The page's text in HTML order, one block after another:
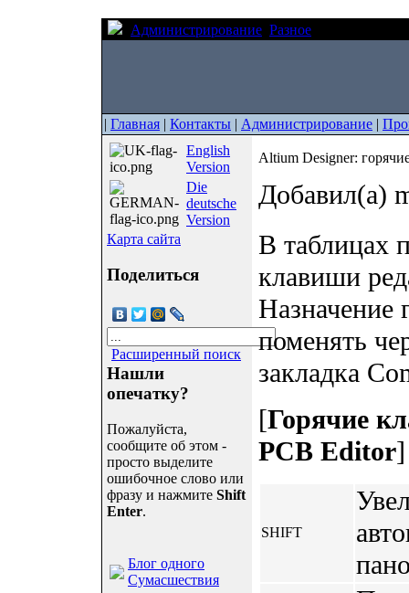
Администрирование Разное
| Главная | Контакты | Администрирование |
English
Version
Die
deutsche
Version
Карта сайта
Поделиться
Расширенный поиск
Нашли
опечатку?
Пожалуйста,
сообщите об этом -
просто выделите
ошибочное слово или
фразу и нажмите Shift
Enter.
Блог одного
Сумасшествия
Altium Designer:
Добавил(а)
В таблицах
клавиши
Назначение
поменять
закладка
[Горячие
PCB Editor]
SHIFT